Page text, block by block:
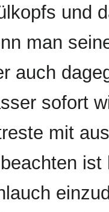
und
man
auch
sofort
mit
ist